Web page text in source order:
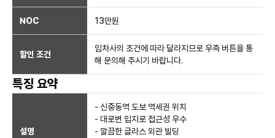
NOC 13만원
할인 조건
임차사의 조건에 따라 달라지므로 우측 버튼을 통
해 문의해 주시기 바랍니다.
특징 요약
설명
- 신중동역 도보 역세권 위치
- 대로변 입지로 접근성 우수
- 깔끔한 글라스 외관 빌딩